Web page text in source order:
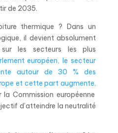
de 2035.
thermique ?Dans un
il devient absolument
les secteurs les plus
européen, le secteur
autour de 30 % des
et cette part augmente.
Commission européenne
d’atteindre la neutralité